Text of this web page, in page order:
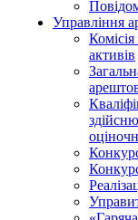
Управління
активів